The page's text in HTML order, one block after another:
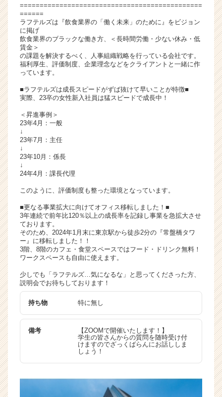
（C
e
e
C
a
e
e
==============================================
======
ラフテルズは『飲食業界の「働く未来」のために』をビジョン
に掲げ
飲食業界のブラックな働き方、＜長時間労働・少ない休み・低
賃金＞
の課題を解決するべく、人事組織戦略を行っている会社です。
福利厚生、評価制度、企業理念などをクライアントと一緒に作
っています。
■ラフテルズは成長スピードがずば抜けて早いことが特徴■
実際、23卒の女性新入社員は猛スピードで成長中！
＜昇進事例＞
23年4月：一般
↓
23年7月：主任
↓
23年10月：係長
↓
24年4月：課長代理
このように、評価制度も整った環境となっています。
■更なる事業拡大に向けてオフィス移転しました！■
3年連続で前年比120％以上の成長率を記録し事業を急拡大させ
ております。
そのため、2024年1月末に東京駅から徒歩2分の『常盤橋タワ
ー』に移転しました！！
3階、8階のカフェ・食堂スペースではフード・ドリンク無料！
ワークスペースも自由に使えます。
少しでも「ラフテルズ…気になるな」と思ってくださった方、
説明会でお待ちしております！
持ち物 特に無し
備考
【ZOOMで開催いたします！】
学生の皆さんからの質問を随時受け付
けますのでざっくばらんにお話ししま
しょう！